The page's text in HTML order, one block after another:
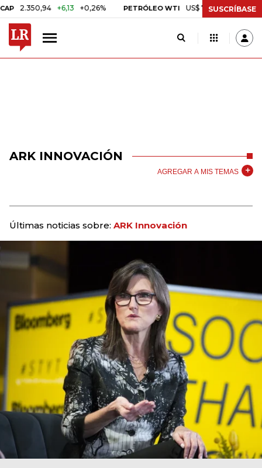
2.350,94 +6,13 +0,26% PETRÓLEO WTI US$ 78,01 US$ 2,92
SUSCRÍBASE
ARK INNOVACIÓN
AGREGAR A MIS TEMAS
Últimas noticias sobre: ARK Innovación